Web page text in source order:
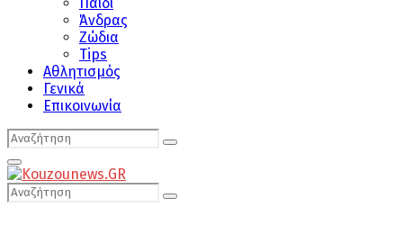
Άνδρας
Ζώδια
Tips
Αθλητισμός
Γενικά
Επικοινωνία
Search
for:
Search
Primary
Menu
Search
for:
Search